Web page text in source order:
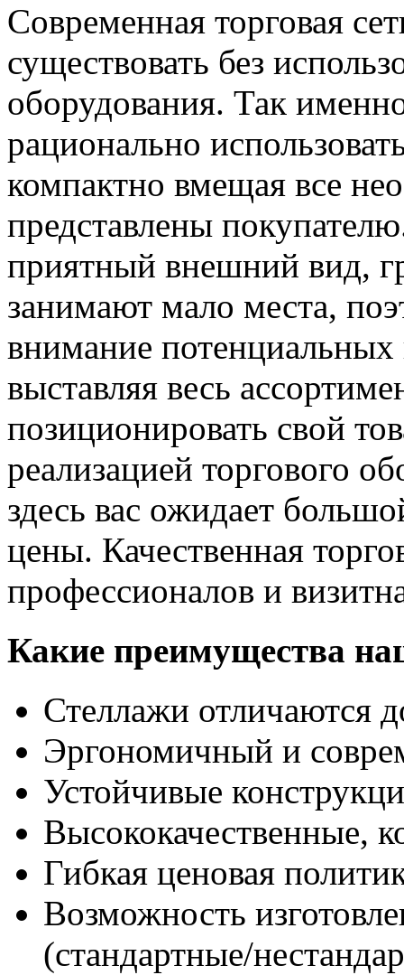
Современная торговая
существовать без
оборудования. Так
рационально
компактно вмещая все
представлены
приятный внешний вид,
занимают мало места,
внимание потенциальных
выставляя весь
позиционировать свой
реализацией торгового
здесь вас ожидает
цены. Качественная
профессионалов и
Какие преимущества
Стеллажи отличаются
Эргономичный и
Устойчивые
Высококачественные,
Гибкая ценовая
Возможность
(стандартные/